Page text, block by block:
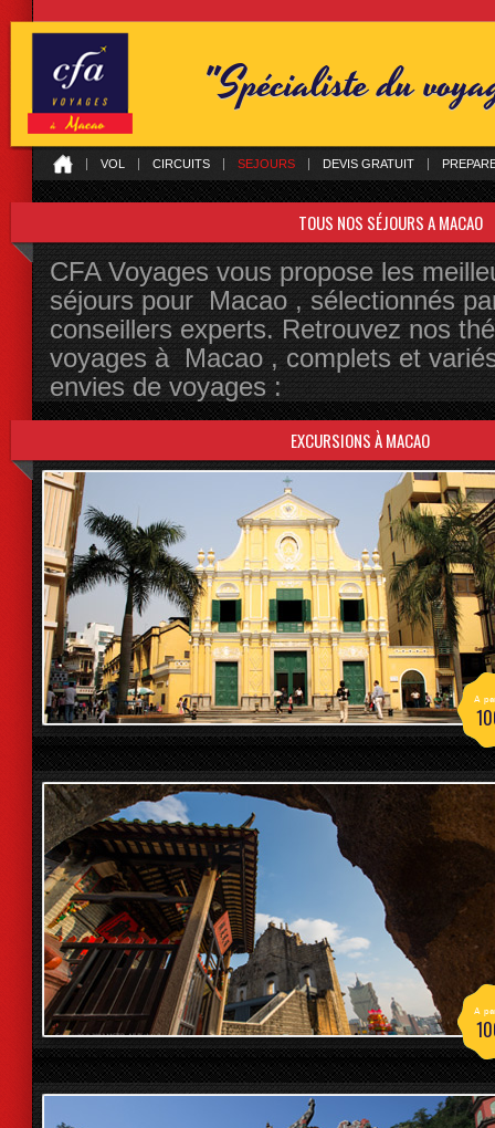
"Spécialiste du
VOL CIRCUITS SEJOURS DEVIS GRATUIT
TOUS NOS SÉJOURS A MACAO
CFA Voyages vous propose les
séjours pour Macao , sélectionnés
conseillers experts. Retrouvez nos
voyages à Macao , complets et
envies de voyages :
EXCURSIONS À MACAO
A
A